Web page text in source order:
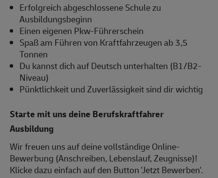
Erfolgreich abgeschlossene Schule zu
Ausbildungsbeginn
Einen eigenen Pkw-Führerschein
Spaß am Führen von Kraftfahrzeugen ab 3,5
Tonnen
Du kannst dich auf Deutsch unterhalten (B1/B2-
Niveau)
Pünktlichkeit und Zuverlässigkeit sind dir wichtig
Starte mit uns deine Berufskraftfahrer
Ausbildung
Wir freuen uns auf deine vollständige Online-
Bewerbung (Anschreiben, Lebenslauf, Zeugnisse)!
Klicke dazu einfach auf den Button 'Jetzt Bewerben'.